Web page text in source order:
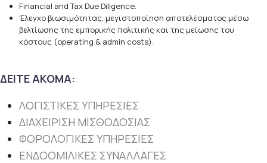
Financial and Tax Due Diligence.
Έλεγχο βιωσιμότητας, μεγιστοποίηση αποτελέσματος μέσω
βελτίωσης της εμπορικής πολιτικής και της μείωσης του
κόστους (operating & admin costs).
ΔΕΙΤΕ ΑΚΟΜΑ:
ΛΟΓΙΣΤΙΚΕΣ ΥΠΗΡΕΣΙΕΣ
ΔΙΑΧΕΙΡΙΣΗ ΜΙΣΘΟΔΟΣΙΑΣ
ΦΟΡΟΛΟΓΙΚΕΣ ΥΠΗΡΕΣΙΕΣ
ΕΝΔΟΟΜΙΛΙΚΕΣ ΣΥΝΑΛΛΑΓΕΣ